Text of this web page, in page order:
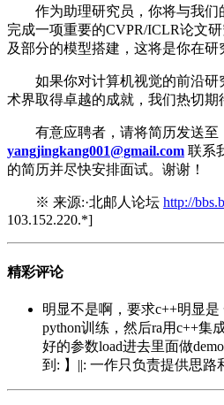
作为助理研究员，你将与我们
完成一项重要的CVPR/ICLR论文
及部分的模型搭建，这将是你在研
如果你对计算机视觉的前沿
术界取得卓越的成就，我们热切期
有意应聘者，请将简历发送至
yangjingkang001@gmail.com 联系
的简历并尽快安排面试。谢谢！
※ 来源:·北邮人论坛 http://
103.152.220.*]
精彩评论
明显不是啊，要求c++明显
python训练，然后ra用c++集
好的参数load进去里面做
到: 】||: 一作只负责提供思路